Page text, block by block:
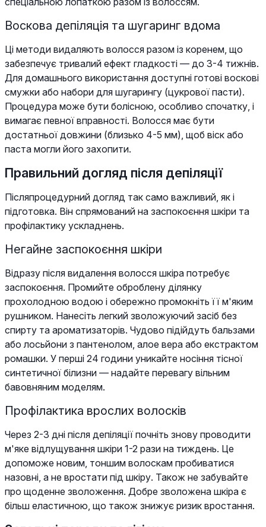
Воскова депіляція та шугаринг вдома
Ці методи видаляють волосся разом із коренем, що
забезпечує тривалий ефект гладкості — до 3-4 тижнів.
Для домашнього використання доступні готові воскові
смужки або набори для шугарингу (цукрової пасти).
Процедура може бути болісною, особливо спочатку, і
вимагає певної вправності. Волосся має бути
достатньої довжини (близько 4-5 мм), щоб віск або
паста могли його захопити.
Правильний догляд після депіляції
Післяпроцедурний догляд так само важливий, як і
підготовка. Він спрямований на заспокоєння шкіри та
профілактику ускладнень.
Негайне заспокоєння шкіри
Відразу після видалення волосся шкіра потребує
заспокоєння. Промийте оброблену ділянку
прохолодною водою і обережно промокніть її м'яким
рушником. Нанесіть легкий зволожуючий засіб без
спирту та ароматизаторів. Чудово підійдуть бальзами
або лосьйони з пантенолом, алое вера або екстрактом
ромашки. У перші 24 години уникайте носіння тісної
синтетичної білизни — надайте перевагу вільним
бавовняним моделям.
Профілактика врослих волосків
Через 2-3 дні після депіляції почніть знову проводити
м'яке відлущування шкіри 1-2 рази на тиждень. Це
допоможе новим, тоншим волоскам пробиватися
назовні, а не вростати під шкіру. Також не забувайте
про щоденне зволоження. Добре зволожена шкіра є
більш еластичною, що також знижує ризик вростання.